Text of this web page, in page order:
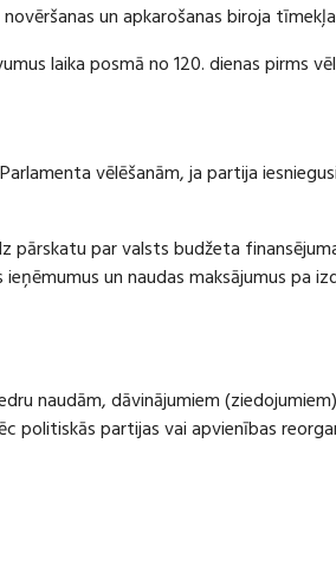
un apkarošanas biroja
laika posmā no 120. dienas pirms
vēlēšanām, ja partija
pārskatu par valsts budžeta
un naudas maksājumus pa
naudām, dāvinājumiem
politiskās partijas vai apvienības